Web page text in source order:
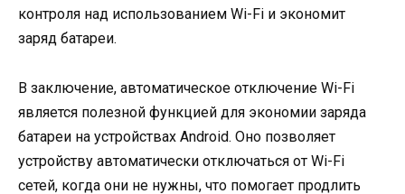
контроля над использованием Wi-Fi и экономит
заряд батареи.
В заключение, автоматическое отключение Wi-Fi
является полезной функцией для экономии заряда
батареи на устройствах Android. Оно позволяет
устройству автоматически отключаться от Wi-Fi
сетей, когда они не нужны, что помогает продлить